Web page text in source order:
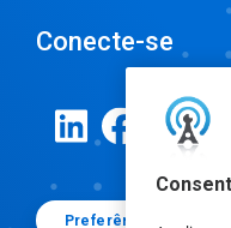
Conecte-se
Preferências de